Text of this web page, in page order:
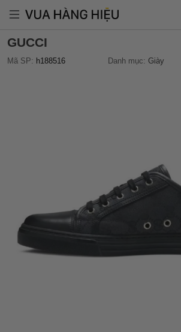
GUCCI
Mã SP: h188516 Danh mục: Giày